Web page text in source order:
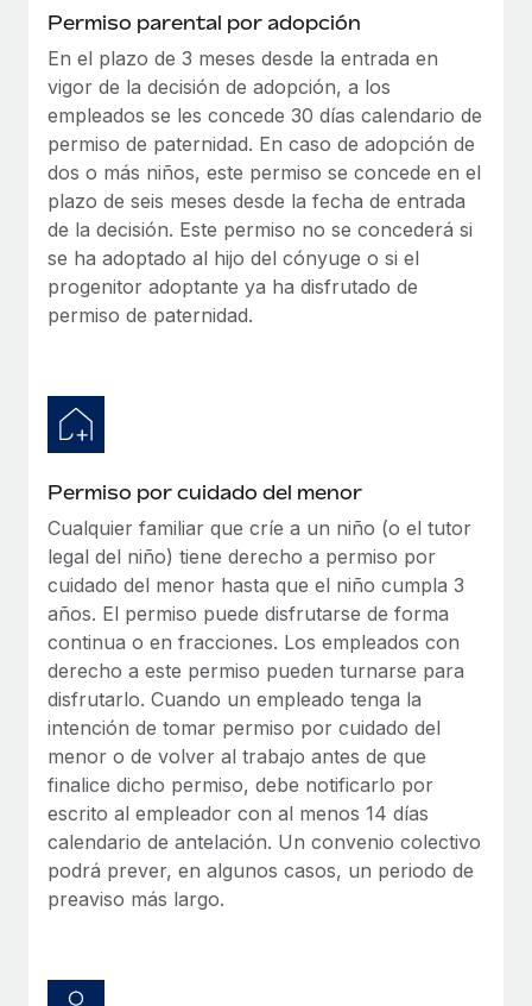
Permiso parental por adopción
En el plazo de 3 meses desde la entrada en
vigor de la decisión de adopción, a los
empleados se les concede 30 días calendario de
permiso de paternidad. En caso de adopción de
dos o más niños, este permiso se concede en el
plazo de seis meses desde la fecha de entrada
de la decisión. Este permiso no se concederá si
se ha adoptado al hijo del cónyuge o si el
progenitor adoptante ya ha disfrutado de
permiso de paternidad.
Permiso por cuidado del menor
Cualquier familiar que críe a un niño (o el tutor
legal del niño) tiene derecho a permiso por
cuidado del menor hasta que el niño cumpla 3
años. El permiso puede disfrutarse de forma
continua o en fracciones. Los empleados con
derecho a este permiso pueden turnarse para
disfrutarlo. Cuando un empleado tenga la
intención de tomar permiso por cuidado del
menor o de volver al trabajo antes de que
finalice dicho permiso, debe notificarlo por
escrito al empleador con al menos 14 días
calendario de antelación. Un convenio colectivo
podrá prever, en algunos casos, un periodo de
preaviso más largo.